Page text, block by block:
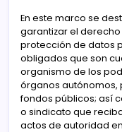
En este marco se
garantizar el
protección de datos
obligados que son
organismo de los
órganos autónomos,
fondos públicos; así
o sindicato que
actos de autoridad